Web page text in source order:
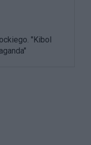
"Kibol